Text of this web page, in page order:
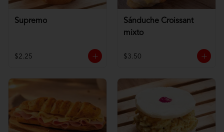
Supremo
$2.25
Sánduche Croissant
mixto
$3.50